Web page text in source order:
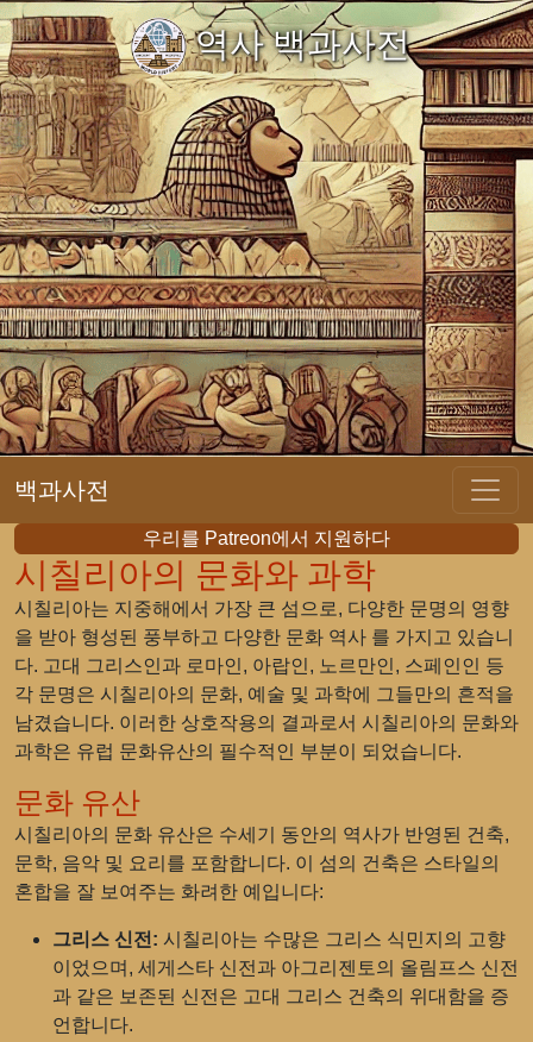
역사 백과사전
백과사전
우리를 Patreon에서 지원하다
시칠리아의 문화와 과학
시칠리아는 지중해에서 가장 큰 섬으로, 다양한 문명의 영향
을 받아 형성된 풍부하고 다양한 문화 역사 를 가지고 있습니
다. 고대 그리스인과 로마인, 아랍인, 노르만인, 스페인인 등
각 문명은 시칠리아의 문화, 예술 및 과학에 그들만의 흔적을
남겼습니다. 이러한 상호작용의 결과로서 시칠리아의 문화와
과학은 유럽 문화유산의 필수적인 부분이 되었습니다.
문화 유산
시칠리아의 문화 유산은 수세기 동안의 역사가 반영된 건축,
문학, 음악 및 요리를 포함합니다. 이 섬의 건축은 스타일의
혼합을 잘 보여주는 화려한 예입니다:
그리스 신전: 시칠리아는 수많은 그리스 식민지의 고향
이었으며, 세게스타 신전과 아그리젠토의 올림프스 신전
과 같은 보존된 신전은 고대 그리스 건축의 위대함을 증
언합니다.